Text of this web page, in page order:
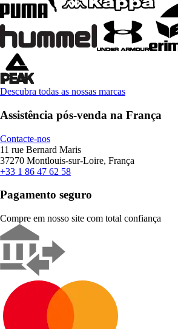
Descubra todas as nossas marcas
Assistência pós-venda na França
Contacte-nos
11 rue Bernard Maris
37270 Montlouis-sur-Loire, França
+33 1 86 47 62 58
Pagamento seguro
Compre em nosso site com total confiança